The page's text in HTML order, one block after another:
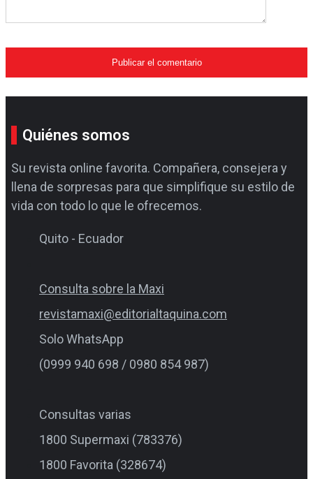
Quiénes somos
Su revista online favorita. Compañera, consejera y
llena de sorpresas para que simplifique su estilo de
vida con todo lo que le ofrecemos.
Quito - Ecuador
Consulta sobre la Maxi
revistamaxi@editorialtaquina.com
Solo WhatsApp
(0999 940 698 / 0980 854 987)
Consultas varias
1800 Supermaxi (783376)
1800 Favorita (328674)